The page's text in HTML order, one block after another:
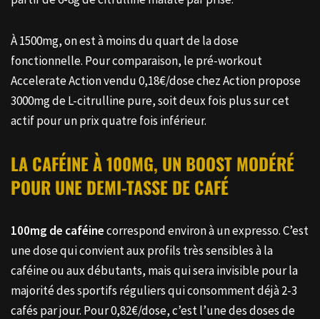
À 1500mg, on est à moins du quart de la dose
fonctionnelle. Pour comparaison, le pré-workout
Accelerate Action vendu 0,18€/dose chez Action propose
3000mg de L-citrulline pure, soit deux fois plus sur cet
actif pour un prix quatre fois inférieur.
LA CAFÉINE À 100MG, UN BOOST MODÉRÉ
POUR UNE DEMI-TASSE DE CAFÉ
100mg de caféinecorrespond environ à un expresso. C’est
une dose qui convient aux profils très sensibles à la
caféine ou aux débutants, mais qui sera invisible pour la
majorité des sportifs réguliers qui consomment déjà 2-3
cafés par jour. Pour 0,82€/dose, c’est l’une des doses de